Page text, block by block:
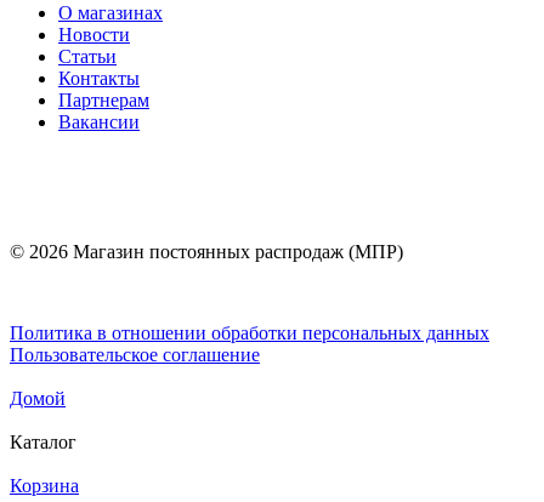
О магазинах
Новости
Статьи
Контакты
Партнерам
Вакансии
© 2026 Магазин постоянных распродаж (МПР)
Политика в отношении обработки персональных данных
Пользовательское соглашение
Домой
Каталог
Корзина